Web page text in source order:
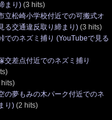
まり) (3 hits)
立松崎小学校付近での可搬式オ
る交通違反取り締まり) (3 hits)
でのネズミ捕り (YouTubeで見る
交差点付近でのネズミ捕り
の夢もみの木パーク付近でのネ
り) (2 hits)